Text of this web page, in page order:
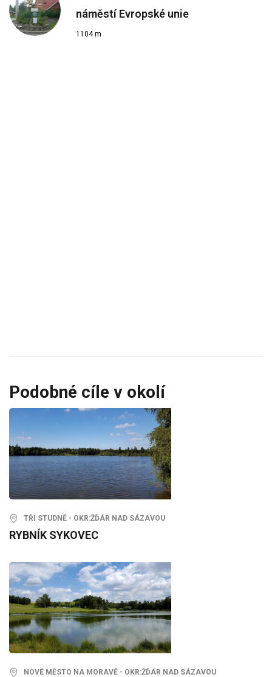
náměstí Evropské unie
1104 m
Podobné cíle v okolí
TŘI STUDNĚ - OKR:ŽĎÁR NAD SÁZAVOU
RYBNÍK SYKOVEC
NOVÉ MĚSTO NA MORAVĚ - OKR:ŽĎÁR NAD SÁZAVOU